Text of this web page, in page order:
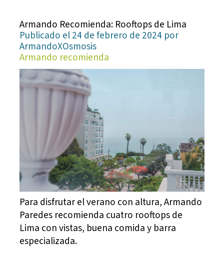
Armando Recomienda: Rooftops de Lima
Publicado el 24 de febrero de 2024 por
ArmandoXOsmosis
Armando recomienda
Para disfrutar el verano con altura, Armando
Paredes recomienda cuatro rooftops de
Lima con vistas, buena comida y barra
especializada.